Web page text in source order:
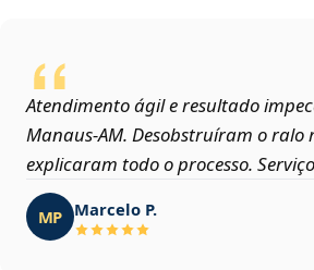
Atendimento ágil e resultado
Manaus‑AM. Desobstruíram o
explicaram todo o processo.
MP Marcelo P.